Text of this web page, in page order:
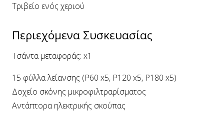
Τριβείο ενός χεριού
Περιεχόμενα Συσκευασίας
Τσάντα μεταφοράς: x1
15 φύλλα λείανσης (P60 x5, P120 x5, P180 x5)
Δοχείο σκόνης μικροφιλτραρίσματος
Αντάπτορα ηλεκτρικής σκούπας